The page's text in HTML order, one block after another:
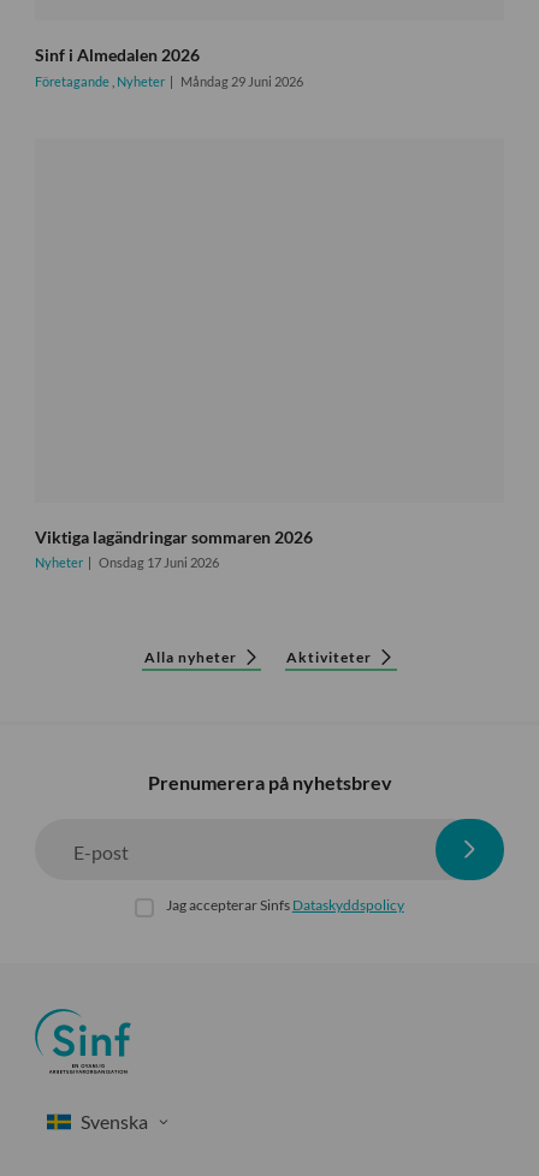
Sinf i Almedalen 2026
Företagande Nyheter Måndag 29 Juni 2026
Viktiga lagändringar sommaren 2026
Nyheter Onsdag 17 Juni 2026
Alla nyheter Aktiviteter
Prenumerera på nyhetsbrev
E-post
Jag accepterar Sinfs Dataskyddspolicy